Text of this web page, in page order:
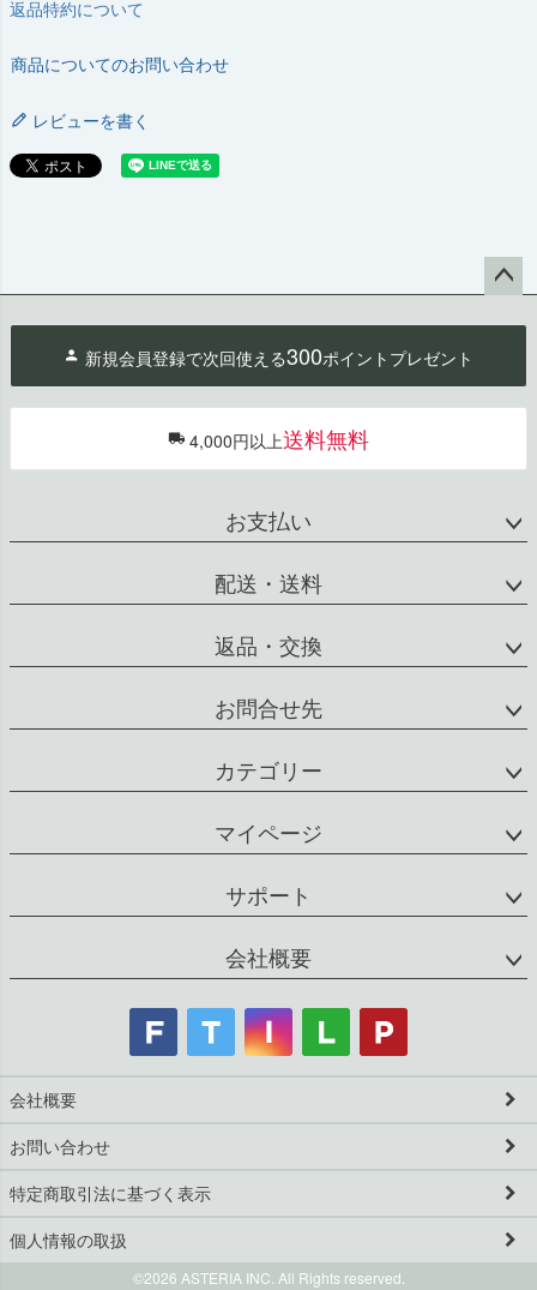
返品特約について
商品についてのお問い合わせ
レビューを書く
ジト
へ
新規会員登録で次回使える300ポイントプレゼント
4,000円以上送料無料
お支払い
配送・送料
返品・交換
お問合せ先
カテゴリー
マイページ
サポート
会社概要
会社概要
お問い合わせ
特定商取引法に基づく表示
個人情報の取扱
©2026 ASTERIA INC. All Rights reserved.